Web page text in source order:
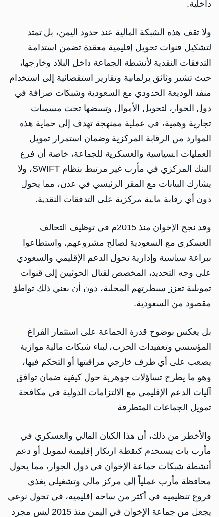
داخلية.
ولا تقف هذه الشبكة المالية عند حدود اليمن، بل تمتد
لتشكيل قنوات تحويل إقليمية معقدة تضمن استدامة
التدفقات النقدية لأنشطة الجماعة داخل البلاد وخارجها،
حيث تشير وثائق برلمانية وتقارير استقصائية إلى استخدام
منفذ الوديعة الحدودي مع السعودية وشبكات صرافة في
دول الجوار، لتحويل الأموال وتبييضها تحت مسميات
تجارية وهمية، في عملية ممنهجة تهدف إلى حماية هذه
الموارد من الرقابة المركزية وضمان استمرار تمويل
العمليات السياسية والعسكرية للجماعة، خاصة أن فرع
البنك المركزي في مأرب غير مرتبط بنظام SWIFT، ولا
يشارك البيانات مع المقر الرئيسي في عدن، مما يحول
دون أي رقابة مالية مركزية على التدفقات النقدية.
وقد نجح الإخوان منذ 2015م في توظيف التحالف
العسكري مع السعودية لصالح مشروعهم، واستطاعوا
ببراعة سياسية وإدارية تحول الدعم الإقليمي والسعودي
على وجه التحديد، المخصص لقتال الحوثيين إلى قنوات
تمويلية تعزز سيطرتهم المحلية، دون أن يعني ذلك تواطؤ
مقصود من السعودية.
بل يعكس بوضوح قدرة الجماعة على استثمار الفراغ
المؤسسي وتعقيدات الحرب، لبناء شبكات مالية موازية
يصعب على أي طرف خارجي مراقبتها أو التحكم فيها،
وهو ما يطرح تساؤلات جوهرية حول كيفية ضمان توافق
آليات الدعم الإقليمي مع الالتزامات الدولية في مكافحة
تمويل الجماعات المتطرفة
والأخطر من ذلك، أن هذا الكيان المالي والعسكري في
مأرب بات يستخدم كنقطة ارتكاز إقليمية لتمويل أو دعم
أنشطة شبكات جماعة الإخوان في دول الجوار، مما يحول
محافظة مأرب عملياً إلى مركز مالي وتشغيلي يغذي
فروع تنظيمية في أكثر من ساحة إقليمية، في تحول نوعي
يجعل من جماعة الإخوان في اليمن منذ 2015 ليس مجرد